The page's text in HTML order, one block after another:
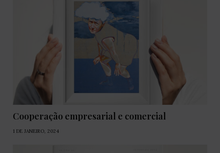
Cooperação empresarial e comercial
1 DE JANEIRO, 2024